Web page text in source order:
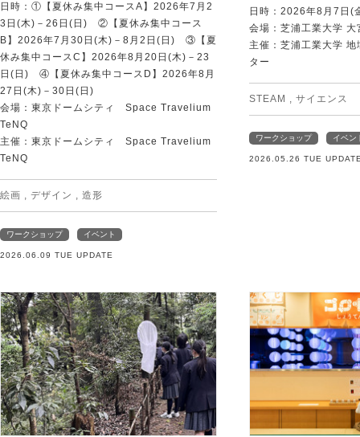
日時：①【夏休み集中コースA】2026年7月2
3日(木)－26日(日) ②【夏休み集中コース
B】2026年7月30日(木)－8月2日(日) ③【夏
休み集中コースC】2026年8月20日(木)－23
日(日) ④【夏休み集中コースD】2026年8月
27日(木)－30日(日)
会場：東京ドームシティ Space Travelium
TeNQ
主催：東京ドームシティ Space Travelium
TeNQ
絵画 , デザイン , 造形
ワークショップ イベント
2026.06.09 TUE UPDATE
日時：2026年8月7日(
会場：芝浦工業大学 大
主催：芝浦工業大学
ター
STEAM , サイエンス
ワークショップ イベン
2026.05.26 TUE